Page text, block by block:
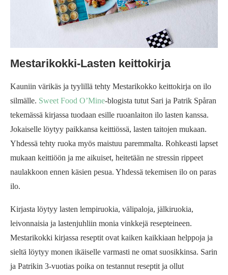
Mestarikokki-Lasten keittokirja
Kauniin värikäs ja tyylillä tehty Mestarikokko keittokirja on ilo
silmälle. Sweet Food O’Mine-blogista tutut Sari ja Patrik Spåran
tekemässä kirjassa tuodaan esille ruoanlaiton ilo lasten kanssa.
Jokaiselle löytyy paikkansa keittiössä, lasten taitojen mukaan.
Yhdessä tehty ruoka myös maistuu paremmalta. Rohkeasti lapset
mukaan keittiöön ja me aikuiset, heitetään ne stressin rippeet
naulakkoon ennen käsien pesua. Yhdessä tekemisen ilo on paras
ilo.
Kirjasta löytyy lasten lempiruokia, välipaloja, jälkiruokia,
leivonnaisia ja lastenjuhliin monia vinkkejä resepteineen.
Mestarikokki kirjassa reseptit ovat kaiken kaikkiaan helppoja ja
sieltä löytyy monen ikäiselle varmasti ne omat suosikkinsa. Sarin
ja Patrikin 3-vuotias poika on testannut reseptit ja ollut